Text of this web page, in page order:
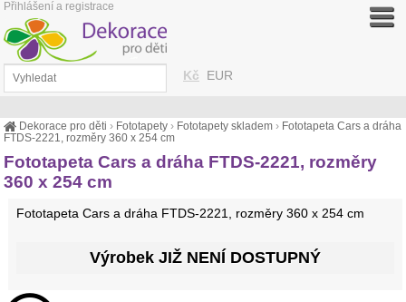
Dekorace pro děti › Fototapety › Fototapety skladem › Fototapeta Cars a dráha
FTDS-2221, rozměry 360 x 254 cm
Fototapeta Cars a dráha FTDS-2221, rozměry
360 x 254 cm
Fototapeta Cars a dráha FTDS-2221, rozměry 360 x 254 cm
Výrobek JIŽ NENÍ DOSTUPNÝ
Kč EUR
Přihlášení a registrace